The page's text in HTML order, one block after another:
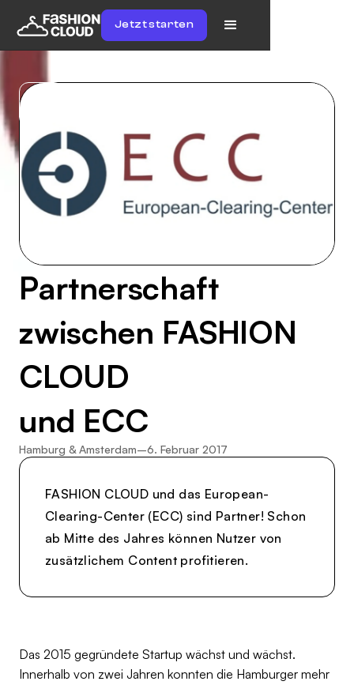
Jetzt starten
Partnerschaft
zwischen FASHION
CLOUD
und ECC
Hamburg & Amsterdam–6. Februar 2017
FASHION CLOUD und das European-
Clearing-Center (ECC) sind Partner! Schon
ab Mitte des Jahres können Nutzer von
zusätzlichem Content profitieren.
Das 2015 gegründete Startup wächst und wächst.
Innerhalb von zwei Jahren konnten die Hamburger mehr